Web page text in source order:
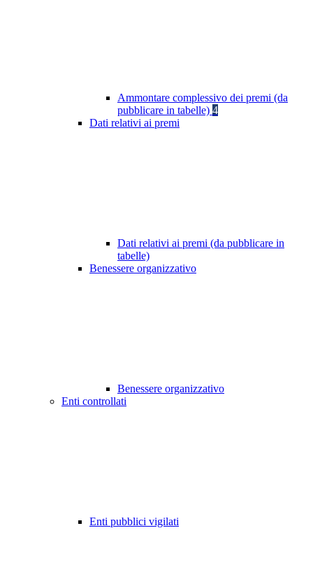
Ammontare complessivo dei premi (da
pubblicare in tabelle) 4
Dati relativi ai premi
Dati relativi ai premi (da pubblicare in
tabelle)
Benessere organizzativo
Benessere organizzativo
Enti controllati
Enti pubblici vigilati